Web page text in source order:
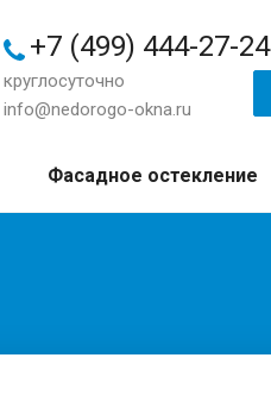
+7 (499) 444-27-24
круглосуточно
info@nedorogo-okna.ru
Фасадное остекление